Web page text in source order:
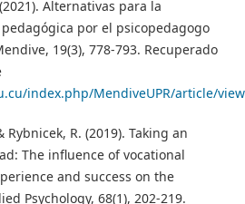
Alternativas para la
por el psicopedagogo
19(3), 778-793. Recuperado
index.php/MendiveUPR/article/
Rybnicek, R. (2019). Taking an
The influence of vocational
and success on the
Psychology, 68(1), 202-219.